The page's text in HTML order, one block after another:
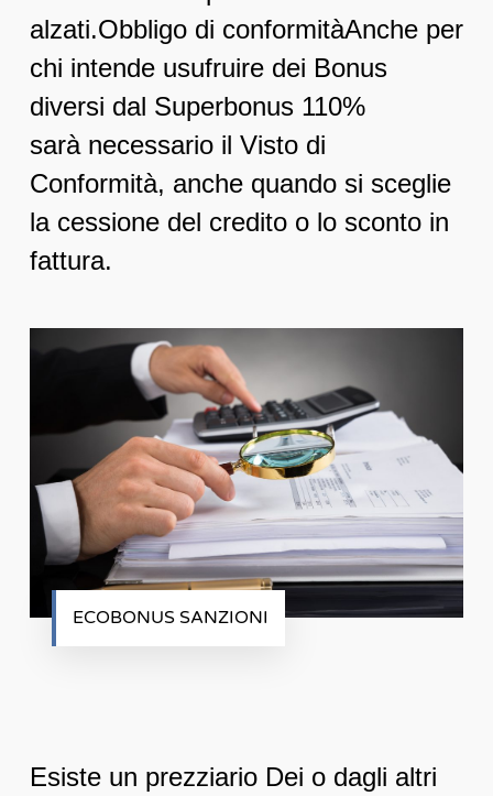
alzati.Obbligo di conformitàAnche per
chi intende usufruire dei Bonus
diversi dal Superbonus 110%
sarà necessario il Visto di
Conformità, anche quando si sceglie
la cessione del credito o lo sconto in
fattura.
ECOBONUS SANZIONI
Esiste un prezziario Dei o dagli altri